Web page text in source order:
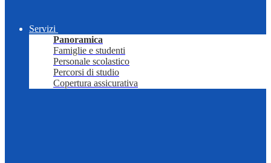
Servizi
Panoramica
Famiglie e studenti
Personale scolastico
Percorsi di studio
Copertura assicurativa